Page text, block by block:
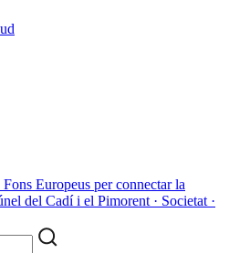
Europeus per connectar la
del Cadí i el Pimorent · Societat ·